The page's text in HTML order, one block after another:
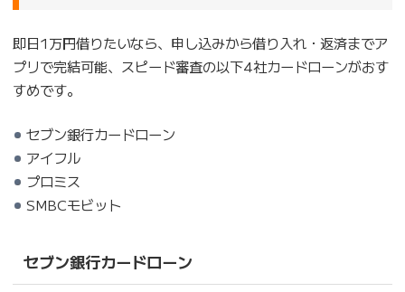
即日1万円借りたいなら、申し込みから借り入れ・返済までア
プリで完結可能、スピード審査の以下4社カードローンがおす
すめです。
セブン銀行カードローン
アイフル
プロミス
SMBCモビット
セブン銀行カードローン